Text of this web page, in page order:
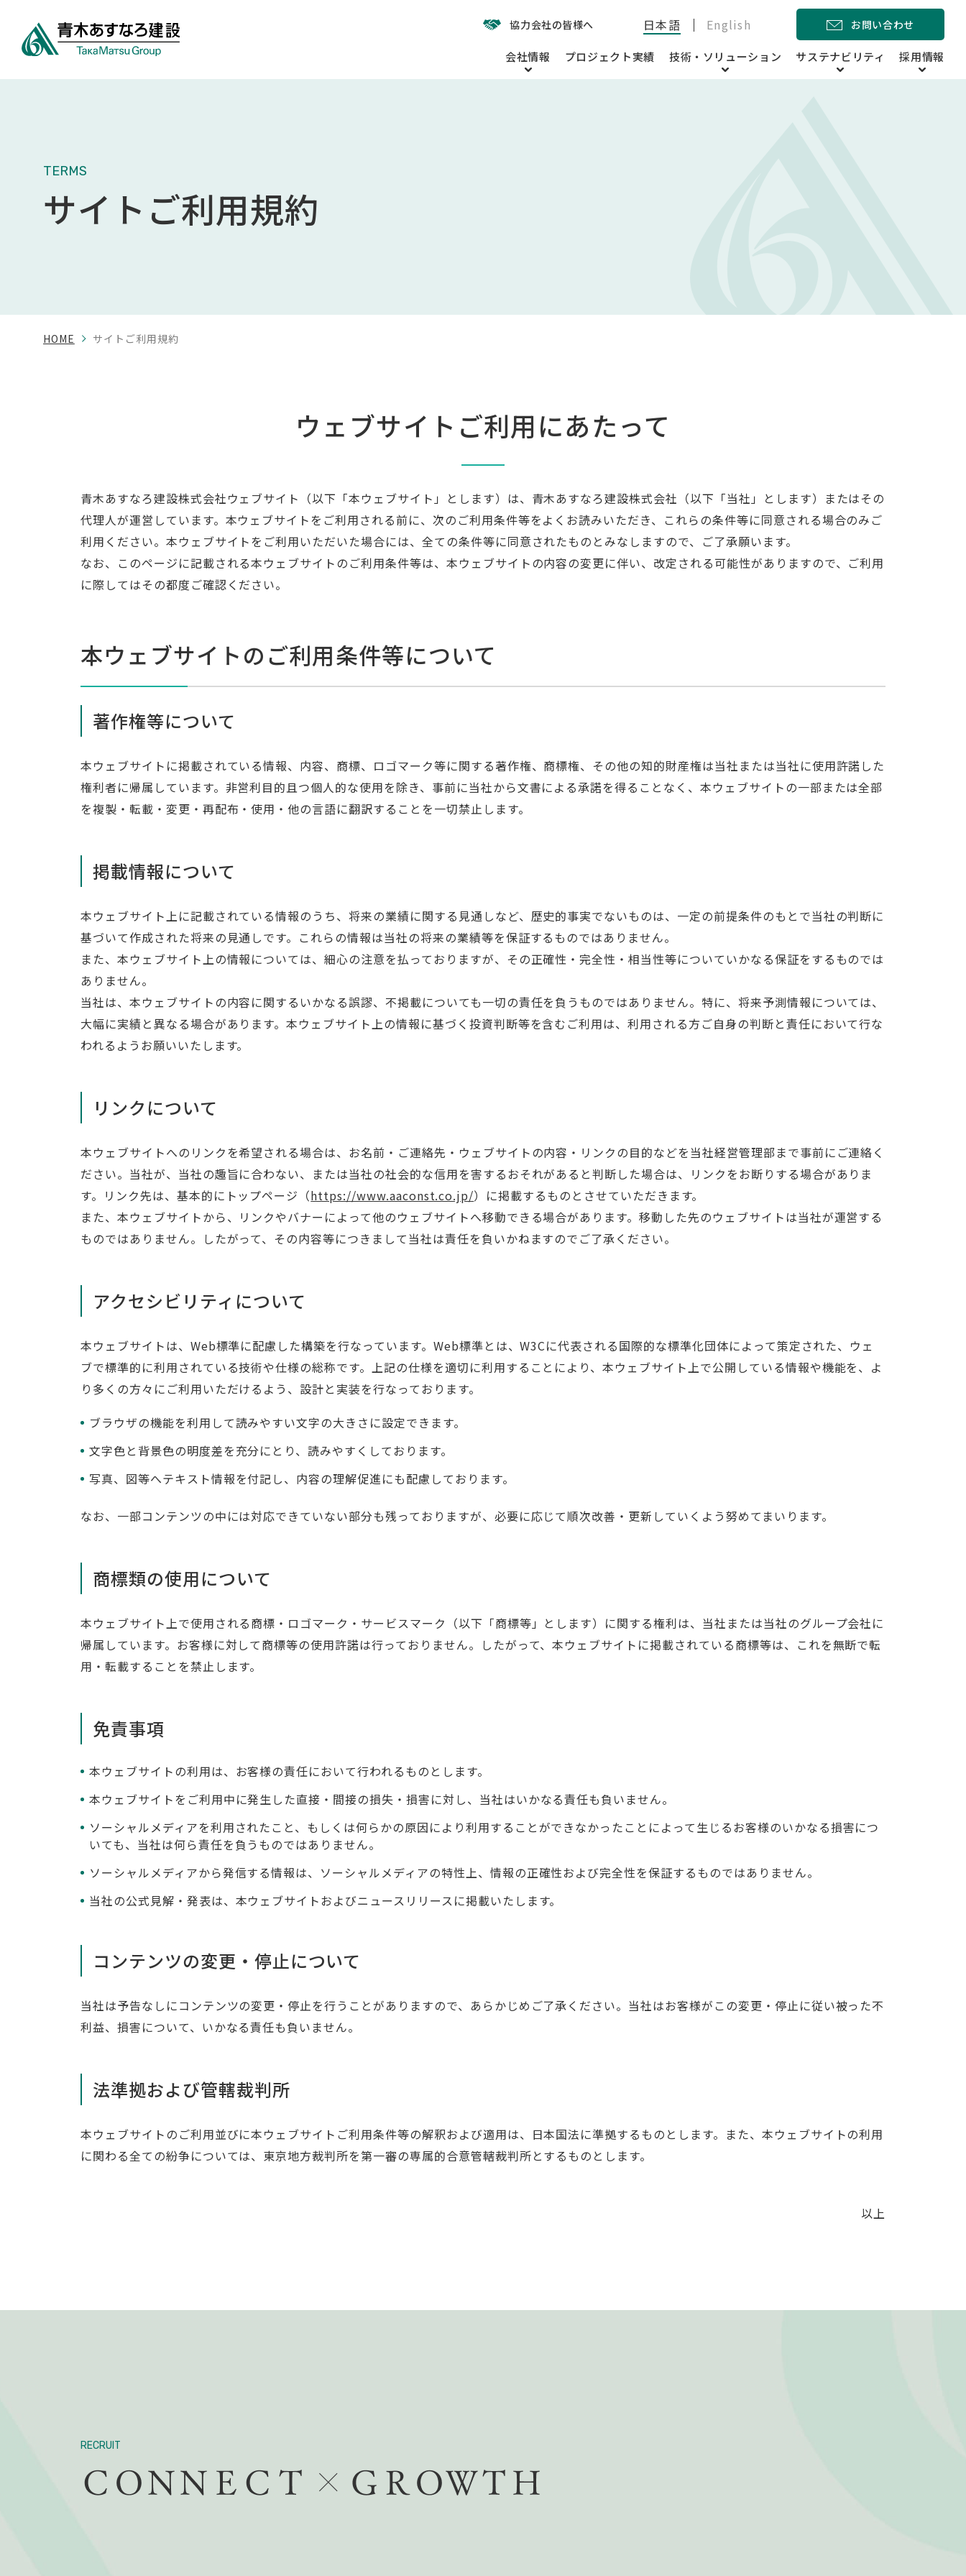
日本語 English
会社情報 プロジェクト実績 技術・ソリューション サステナビリティ 採用情報
協力会社の皆様へ お問い合わせ
TERMS
サイトご利用規約
HOME サイトご利用規約
ウェブサイトご利用にあたって
青木あすなろ建設株式会社ウェブサイト（以下「本ウェブサイト」とします）は、青木あすなろ建設株式会社（以下「当社」とします）またはその
代理人が運営しています。本ウェブサイトをご利用される前に、次のご利用条件等をよくお読みいただき、これらの条件等に同意される場合のみご
利用ください。本ウェブサイトをご利用いただいた場合には、全ての条件等に同意されたものとみなしますので、ご了承願います。
なお、このページに記載される本ウェブサイトのご利用条件等は、本ウェブサイトの内容の変更に伴い、改定される可能性がありますので、ご利用
に際してはその都度ご確認ください。
本ウェブサイトのご利用条件等について
著作権等について
本ウェブサイトに掲載されている情報、内容、商標、ロゴマーク等に関する著作権、商標権、その他の知的財産権は当社または当社に使用許諾した
権利者に帰属しています。非営利目的且つ個人的な使用を除き、事前に当社から文書による承諾を得ることなく、本ウェブサイトの一部または全部
を複製・転載・変更・再配布・使用・他の言語に翻訳することを一切禁止します。
掲載情報について
本ウェブサイト上に記載されている情報のうち、将来の業績に関する見通しなど、歴史的事実でないものは、一定の前提条件のもとで当社の判断に
基づいて作成された将来の見通しです。これらの情報は当社の将来の業績等を保証するものではありません。
また、本ウェブサイト上の情報については、細心の注意を払っておりますが、その正確性・完全性・相当性等についていかなる保証をするものでは
ありません。
当社は、本ウェブサイトの内容に関するいかなる誤謬、不掲載についても一切の責任を負うものではありません。特に、将来予測情報については、
大幅に実績と異なる場合があります。本ウェブサイト上の情報に基づく投資判断等を含むご利用は、利用される方ご自身の判断と責任において行な
われるようお願いいたします。
リンクについて
本ウェブサイトへのリンクを希望される場合は、お名前・ご連絡先・ウェブサイトの内容・リンクの目的などを当社経営管理部まで事前にご連絡く
ださい。当社が、当社の趣旨に合わない、または当社の社会的な信用を害するおそれがあると判断した場合は、リンクをお断りする場合がありま
す。リンク先は、基本的にトップページ（https://www.aaconst.co.jp/）に掲載するものとさせていただきます。
また、本ウェブサイトから、リンクやバナーによって他のウェブサイトへ移動できる場合があります。移動した先のウェブサイトは当社が運営する
ものではありません。したがって、その内容等につきまして当社は責任を負いかねますのでご了承ください。
アクセシビリティについて
本ウェブサイトは、Web標準に配慮した構築を行なっています。Web標準とは、W3Cに代表される国際的な標準化団体によって策定された、ウェ
ブで標準的に利用されている技術や仕様の総称です。上記の仕様を適切に利用することにより、本ウェブサイト上で公開している情報や機能を、よ
り多くの方々にご利用いただけるよう、設計と実装を行なっております。
ブラウザの機能を利用して読みやすい文字の大きさに設定できます。
文字色と背景色の明度差を充分にとり、読みやすくしております。
写真、図等へテキスト情報を付記し、内容の理解促進にも配慮しております。
なお、一部コンテンツの中には対応できていない部分も残っておりますが、必要に応じて順次改善・更新していくよう努めてまいります。
商標類の使用について
本ウェブサイト上で使用される商標・ロゴマーク・サービスマーク（以下「商標等」とします）に関する権利は、当社または当社のグループ会社に
帰属しています。お客様に対して商標等の使用許諾は行っておりません。したがって、本ウェブサイトに掲載されている商標等は、これを無断で転
用・転載することを禁止します。
免責事項
本ウェブサイトの利用は、お客様の責任において行われるものとします。
本ウェブサイトをご利用中に発生した直接・間接の損失・損害に対し、当社はいかなる責任も負いません。
ソーシャルメディアを利用されたこと、もしくは何らかの原因により利用することができなかったことによって生じるお客様のいかなる損害につ
いても、当社は何ら責任を負うものではありません。
ソーシャルメディアから発信する情報は、ソーシャルメディアの特性上、情報の正確性および完全性を保証するものではありません。
当社の公式見解・発表は、本ウェブサイトおよびニュースリリースに掲載いたします。
コンテンツの変更・停止について
当社は予告なしにコンテンツの変更・停止を行うことがありますので、あらかじめご了承ください。当社はお客様がこの変更・停止に従い被った不
利益、損害について、いかなる責任も負いません。
法準拠および管轄裁判所
本ウェブサイトのご利用並びに本ウェブサイトご利用条件等の解釈および適用は、日本国法に準拠するものとします。また、本ウェブサイトの利用
に関わる全ての紛争については、東京地方裁判所を第一審の専属的合意管轄裁判所とするものとします。
以上
RECRUIT